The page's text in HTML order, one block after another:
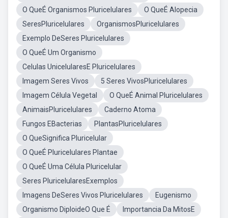
O QueÉ Organismos Pluricelulares
O QueÉ Alopecia
SeresPluricelulares
OrganismosPluricelulares
Exemplo DeSeres Pluricelulares
O QueÉ Um Organismo
Celulas UnicelularesE Pluricelulares
Imagem Seres Vivos
5 Seres VivosPluricelulares
Imagem Célula Vegetal
O QueÉ Animal Pluricelulares
AnimaisPluricelulares
Caderno Atoma
Fungos EBacterias
PlantasPluricelulares
O QueSignifica Pluricelular
O QueÉ Pluricelulares Plantae
O QueÉ Uma Célula Pluricelular
Seres PluricelularesExemplos
Imagens DeSeres Vivos Pluricelulares
Eugenismo
Organismo DiploideO Que É
Importancia Da MitosE